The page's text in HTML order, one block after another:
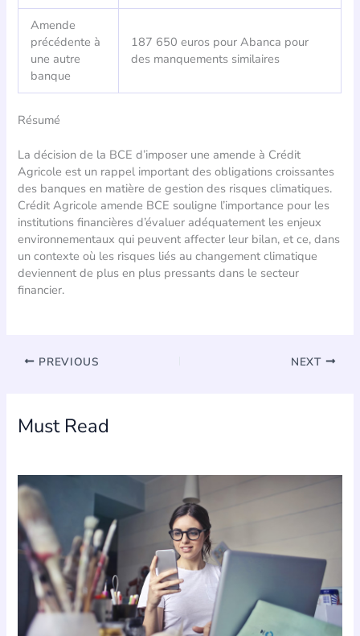
Amende
précédente à
une autre
banque
187 650 euros pour Abanca pour
des manquements similaires
Résumé
La décision de la BCE d’imposer une amende à Crédit
Agricole est un rappel important des obligations croissantes
des banques en matière de gestion des risques climatiques.
Crédit Agricole amende BCE souligne l’importance pour les
institutions financières d’évaluer adéquatement les enjeux
environnementaux qui peuvent affecter leur bilan, et ce, dans
un contexte où les risques liés au changement climatique
deviennent de plus en plus pressants dans le secteur
financier.
PREVIOUS NEXT
Must Read